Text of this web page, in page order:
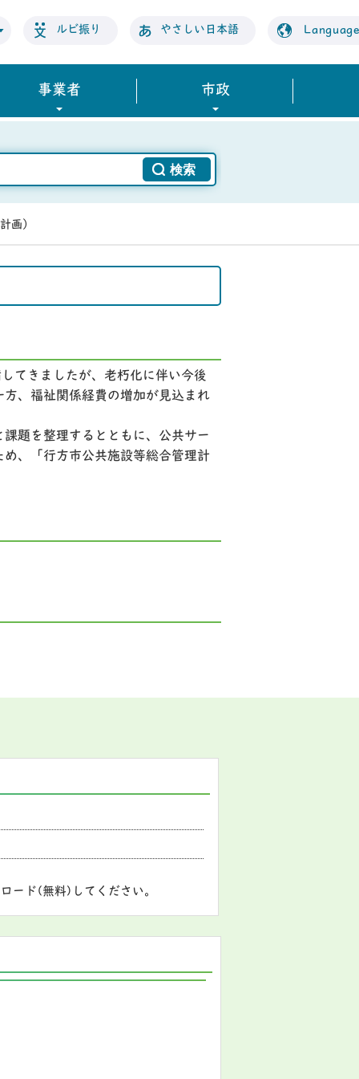
ルビ振り やさしい日本語 Language
事業者 市政
画）
てきましたが、老朽化に伴い今後
、福祉関係経費の増加が見込まれ
題を整理するとともに、公共サー
、「行方市公共施設等総合管理計
ード(無料)してください。